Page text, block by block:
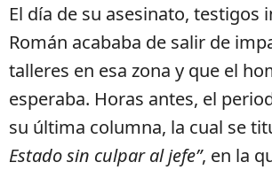
El día de su asesinato, testigos
Román acababa de salir de
talleres en esa zona y que el
esperaba. Horas antes, el
su última columna, la cual se
Estado sin culpar al jefe”, en la